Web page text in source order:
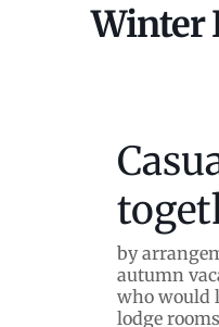
Winter
by
autumn
who would
lodge